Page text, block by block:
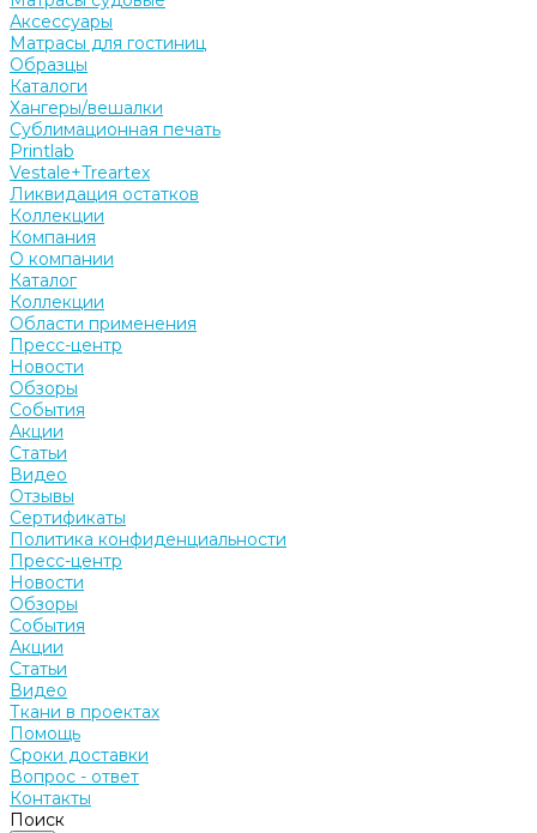
Аксессуары
Матрасы для гостиниц
Образцы
Каталоги
Хангеры/вешалки
Сублимационная печать
Printlab
Vestale+Treartex
Ликвидация остатков
Коллекции
Компания
О компании
Каталог
Коллекции
Области применения
Пресс-центр
Новости
Обзоры
События
Акции
Статьи
Видео
Отзывы
Сертификаты
Политика конфиденциальности
Пресс-центр
Новости
Обзоры
События
Акции
Статьи
Видео
Ткани в проектах
Помощь
Сроки доставки
Вопрос - ответ
Контакты
Поиск